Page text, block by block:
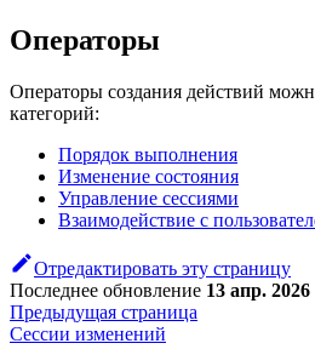
Оператоpы
Операторы создания действий
категорий:
Порядок выполнения
Изменение состояния
Управление сессиями
Взаимодействие с
Отредактировать эту страницу
Последнее обновление 13 апр. 2026
Предыдущая страница
Сессии изменений